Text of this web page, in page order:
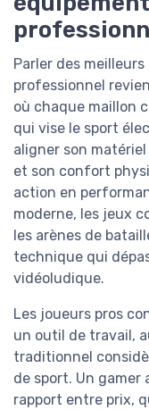
Parler des
professionnel
où chaque maillon
qui vise le sport
aligner son
et son confort
action en
moderne, les jeux
les arènes de
technique qui
vidéoludique.
Les joueurs pros
un outil de travail,
traditionnel
de sport. Un
rapport entre prix,